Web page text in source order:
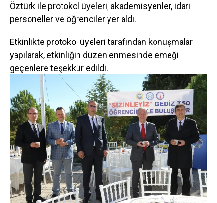
Öztürk ile protokol üyeleri, akademisyenler, idari
personeller ve öğrenciler yer aldı.
Etkinlikte protokol üyeleri tarafından konuşmalar
yapılarak, etkinliğin düzenlenmesinde emeği
geçenlere teşekkür edildi.